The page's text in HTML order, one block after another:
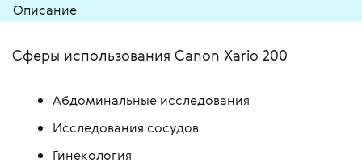
Описание
Сферы использования Canon Xario 200
Абдоминальные исследования
Исследования сосудов
Гинекология